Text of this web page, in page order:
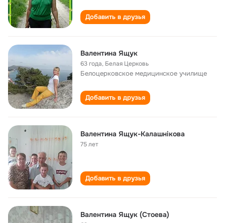
Добавить в друзья
Валентина Ящук
63 года, Белая Церковь
Белоцерковское медицинское училище
Добавить в друзья
Валентина Ящук-Калашнікова
75 лет
Добавить в друзья
Валентина Ящук (Стоева)